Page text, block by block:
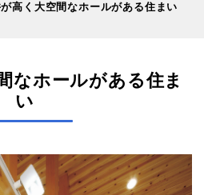
高く大空間なホールがある住まい
なホールがある住ま
い